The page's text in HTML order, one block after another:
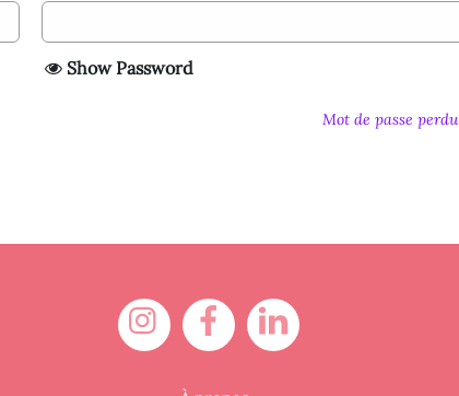
Show Password
Mot de passe
To
Top
InstagramFacebook